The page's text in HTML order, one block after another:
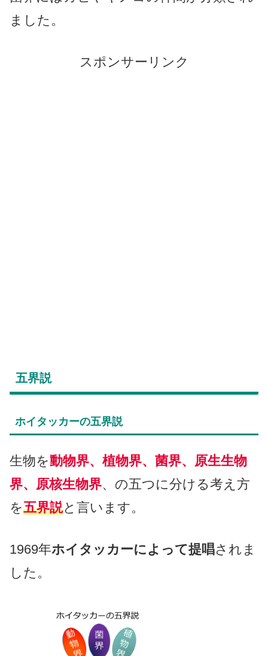
ました。
スポンサーリンク
五界説
ホイタッカーの五界説
生物を動物界、植物界、菌界、原生生物
界、原核生物界、の五つに分ける考え方
を五界説と言います。
1969年ホイタッカーによって提唱されま
した。